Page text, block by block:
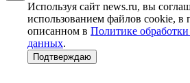
Используя сайт news.ru, вы
использованием файлов cookie, в
описанном в Политике
данных.
Подтверждаю